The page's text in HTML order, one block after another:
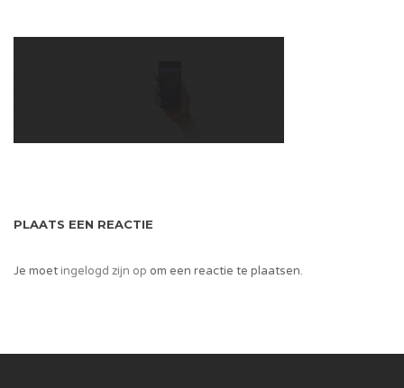
PLAATS EEN REACTIE
Je moetingelogd zijn op om een reactie te plaatsen.